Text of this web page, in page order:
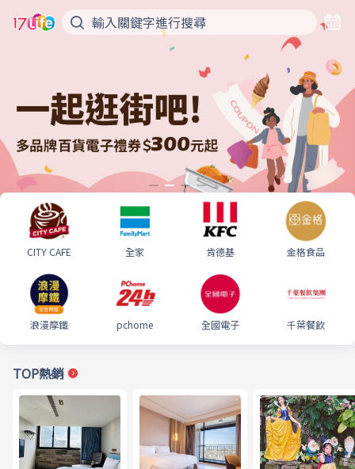
CITY CAFE 全家 肯德基 金格食品
浪漫摩鐵 pchome 全國電子 千葉餐飲
TOP熱銷